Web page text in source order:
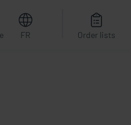
FR Order lists